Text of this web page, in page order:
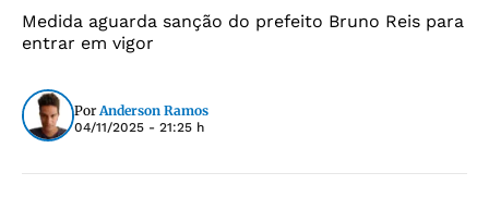
Medida aguarda sanção do prefeito Bruno Reis para
entrar em vigor
Por Anderson Ramos
04/11/2025 - 21:25 h